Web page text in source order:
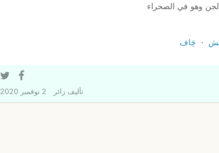
وهو في الصحراء
چَاف
تأليف زائر 2 نوفمبر 2020